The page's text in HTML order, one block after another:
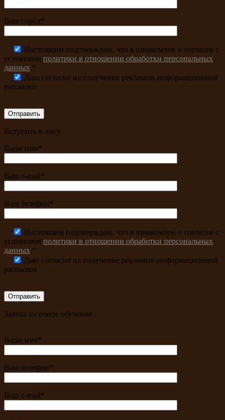
Ваш город*
Настоящим подтверждаю, что я ознакомлен и согласен с
условиями политики в отношении обработки персональных
данных.*
Даю согласие на получение рекламно-информационной
рассылки
Вступить в лигу
Ваше имя*
Ваш e-mail*
Ваш телефон*
Настоящим подтверждаю, что я ознакомлен и согласен с
условиями политики в отношении обработки персональных
данных.*
Даю согласие на получение рекламно-информационной
рассылки
Заявка на очное обучение
Ваше имя*
Ваш телефон*
Ваш e-mail*